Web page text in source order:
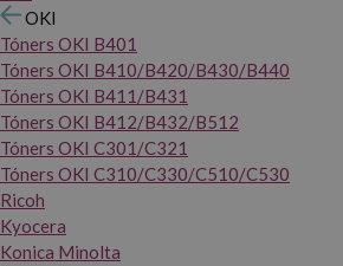
OKI
Tóners OKI B401
Tóners OKI B410/B420/B430/B440
Tóners OKI B411/B431
Tóners OKI B412/B432/B512
Tóners OKI C301/C321
Tóners OKI C310/C330/C510/C530
Ricoh
Kyocera
Konica Minolta